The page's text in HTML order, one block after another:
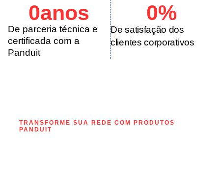
De parceria técnica e
certificada com a
Panduit
0anos
De satisfação dos
clientes corporativos
0%
TRANSFORME SUA REDE COM PRODUTOS
PANDUIT